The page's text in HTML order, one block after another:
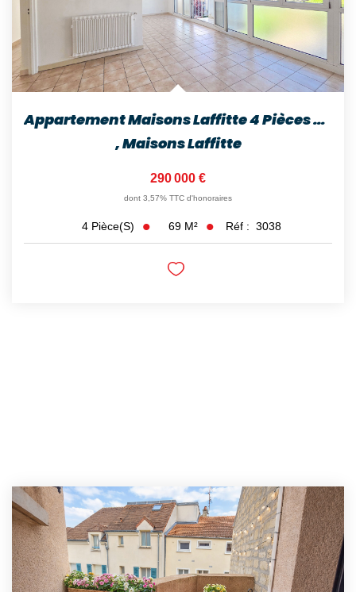
Appartement Maisons Laffitte 4 Pièces 69 M2
,Maisons Laffitte
290 000 €
dont 3,57% TTC d'honoraires
4 Pièce(s) 69 M² Réf : 3038